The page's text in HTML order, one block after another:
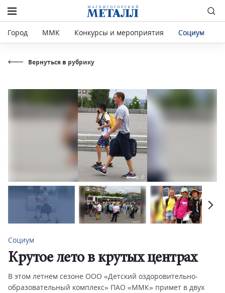
Город ММК Конкурсы и мероприятия Социум
Вернуться в рубрику
Социум
Крутое лето в крутых центрах
В этом летнем сезоне ООО «Детский оздоровительно-
образовательный комплекс» ПАО «ММК» примет в двух